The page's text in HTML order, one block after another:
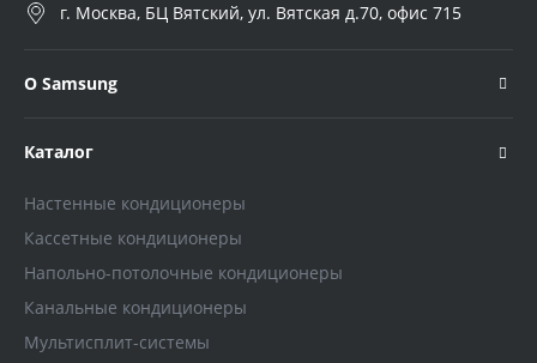
г. Москва, БЦ Вятский, ул. Вятская д.70, офис 715
О Samsung
Каталог
Настенные кондиционеры
Кассетные кондиционеры
Напольно-потолочные кондиционеры
Канальные кондиционеры
Мультисплит-системы